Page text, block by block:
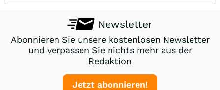
Newsletter
Abonnieren Sie unsere kostenlosen Newsletter
und verpassen Sie nichts mehr aus der
Redaktion
Jetzt abonnieren!